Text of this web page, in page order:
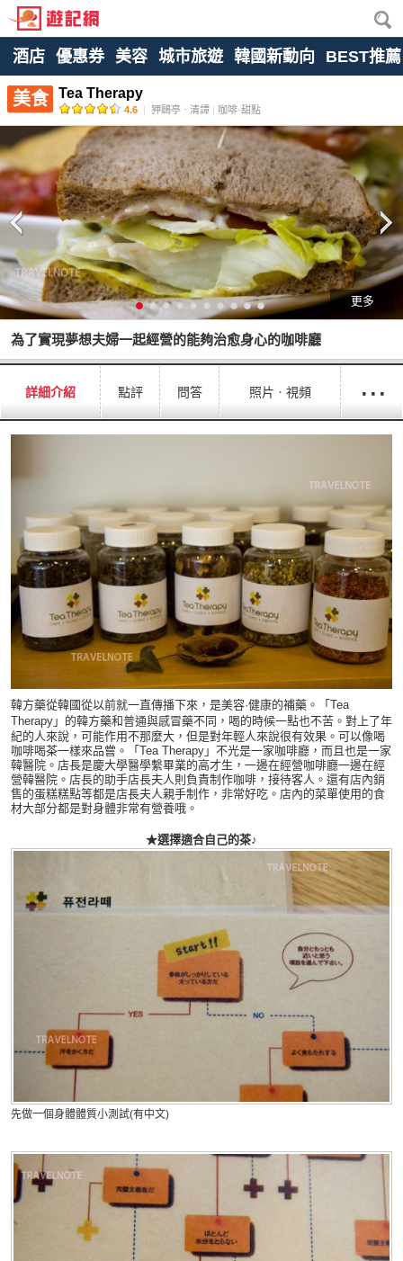
酒店 優惠券 美容 城市旅遊 韓國新動向 BEST推薦
美食 Tea Therapy
4.6 | 狎鷗亭ㆍ清譚 | 咖啡·甜點
更多
為了實現夢想夫婦一起經營的能夠治愈身心的咖啡廳
詳細介紹 點評 問答 照片ㆍ視頻 ···
韓方藥從韓國從以前就一直傳播下來，是美容·健康的補藥。
「Tea
Therapy」的韓方藥和普通與感冒藥不同，喝的時候一點也不苦。對上了年
紀的人來說，可能作用不那麼大，但是對年輕人來說很有效果。可以像喝
咖啡喝茶一樣來品嘗。「Tea Therapy」不光是一家咖啡廳，而且也是一家
韓醫院。店長是慶大學醫學繫畢業的高才生，一邊在經營咖啡廳一邊在經
營韓醫院。店長的助手店長夫人則負責制作咖啡，接待客人。還有店內銷
售的蛋糕糕點等都是店長夫人親手制作，非常好吃。店內的菜單使用的食
材大部分都是對身體非常有營養哦。
★選擇適合自己的茶♪
先做一個身體體質小測試(有中文)